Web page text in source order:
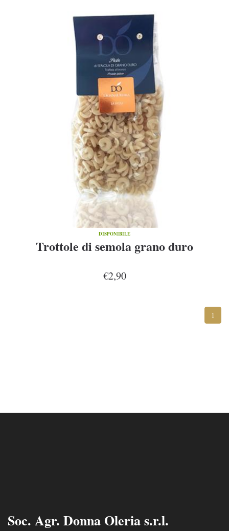
DISPONIBILE
Trottole di semola grano duro
€2,90
1
Soc. Agr. Donna Oleria s.r.l.